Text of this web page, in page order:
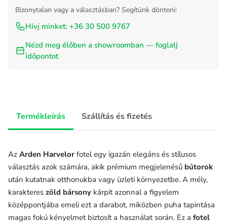
Bizonytalan vagy a választásban? Segítünk dönteni:
Hívj minket: +36 30 500 9767
Nézd meg élőben a showroomban — foglalj
időpontot
Termékleírás Szállítás és fizetés
Az Arden Harvelor fotel egy igazán elegáns és stílusos
választás azok számára, akik prémium megjelenésű bútorok
után kutatnak otthonukba vagy üzleti környezetbe. A mély,
karakteres zöld bársony kárpit azonnal a figyelem
középpontjába emeli ezt a darabot, miközben puha tapintása
magas fokú kényelmet biztosít a használat során. Ez a fotel